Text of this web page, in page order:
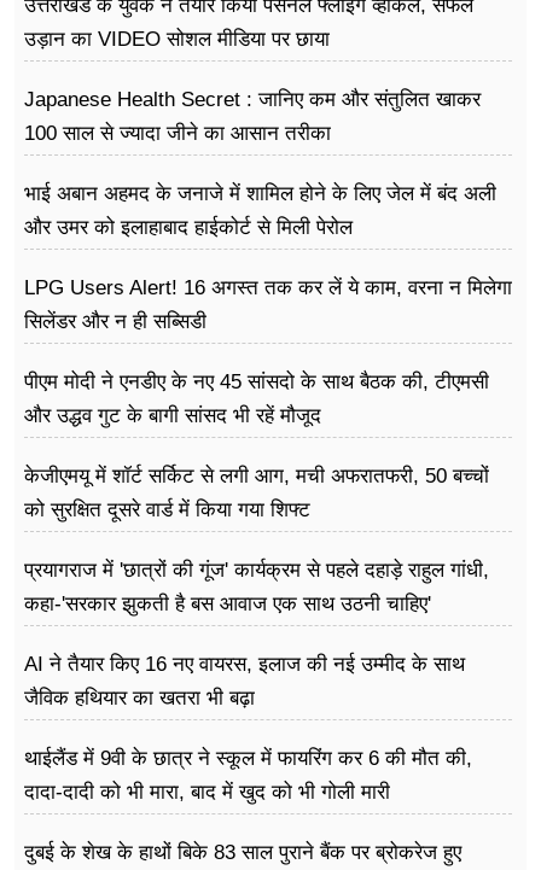
उत्तराखंड के युवक ने तैयार किया पर्सनल फ्लाइंग व्हीकल, सफल
उड़ान का VIDEO सोशल मीडिया पर छाया
Japanese Health Secret : जानिए कम और संतुलित खाकर
100 साल से ज्यादा जीने का आसान तरीका
भाई अबान अहमद के जनाजे में शामिल होने के लिए जेल में बंद अली
और उमर को इलाहाबाद हाईकोर्ट से मिली पेरोल
LPG Users Alert! 16 अगस्त तक कर लें ये काम, वरना न मिलेगा
सिलेंडर और न ही सब्सिडी
पीएम मोदी ने एनडीए के नए 45 सांसदो के साथ बैठक की, टीएमसी
और उद्धव गुट के बागी सांसद भी रहें मौजूद
केजीएमयू में शॉर्ट सर्किट से लगी आग, मची अफरातफरी, 50 बच्चों
को सुरक्षित दूसरे वार्ड में किया गया शिफ्ट
प्रयागराज में 'छात्रों की गूंज' कार्यक्रम से पहले दहाड़े राहुल गांधी,
कहा-'सरकार झुकती है बस आवाज एक साथ उठनी चाहिए'
AI ने तैयार किए 16 नए वायरस, इलाज की नई उम्मीद के साथ
जैविक हथियार का खतरा भी बढ़ा
थाईलैंड में 9वी के छात्र ने स्कूल में फायरिंग कर 6 की मौत की,
दादा-दादी को भी मारा, बाद में खुद को भी गोली मारी
दुबई के शेख के हाथों बिके 83 साल पुराने बैंक पर ब्रोकरेज हुए